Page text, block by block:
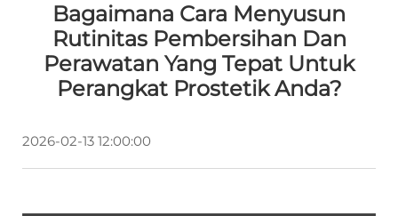
Bagaimana Cara Menyusun
Rutinitas Pembersihan Dan
Perawatan Yang Tepat Untuk
Perangkat Prostetik Anda?
2026-02-13 12:00:00